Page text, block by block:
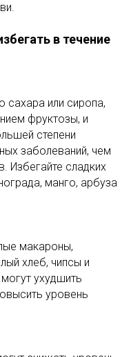
в течение
или сиропа,
фруктозы, и
степени
заболеваний, чем
Избегайте сладких
манго, арбуза
макароны,
хлеб, чипсы и
ухудшить
уровень